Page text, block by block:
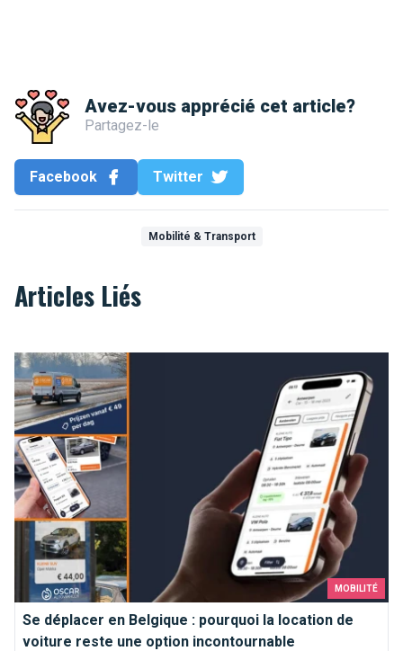
Avez-vous apprécié cet article?
Partagez-le
Facebook Twitter
Mobilité & Transport
Articles Liés
MOBILITÉ
Se déplacer en Belgique : pourquoi la location de
voiture reste une option incontournable
Se déplacer en Belgique : pourquoi la location de voiture